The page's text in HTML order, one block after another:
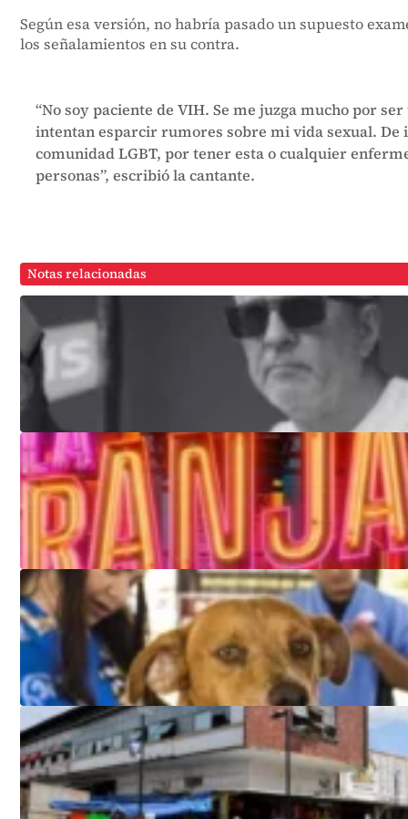
Según esa versión, no habría pasado un supuesto
los señalamientos en su contra.
“No soy paciente de VIH. Se me juzga mucho por
intentan esparcir rumores sobre mi vida sexual. De
comunidad LGBT, por tener esta o cualquier
personas”, escribió la cantante.
Notas relacionadas